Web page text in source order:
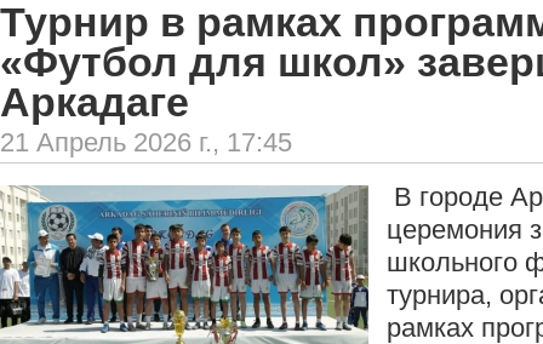
Специалисты из Туркменистана изучают на
ледников Тянь-Шаня
Глава ОБСЕ прибыл с визитом в Туркменистан
Около 20 работ из стран СНГ поступило на
Туркменистан пригласил Ассоциацию «Akhal-
по коневодству
Турнир в рамках
«Футбол для школ»
Аркадаге
21 Апрель 2026 г., 17:45
В городе
церемония
школьного
турнира,
рамках